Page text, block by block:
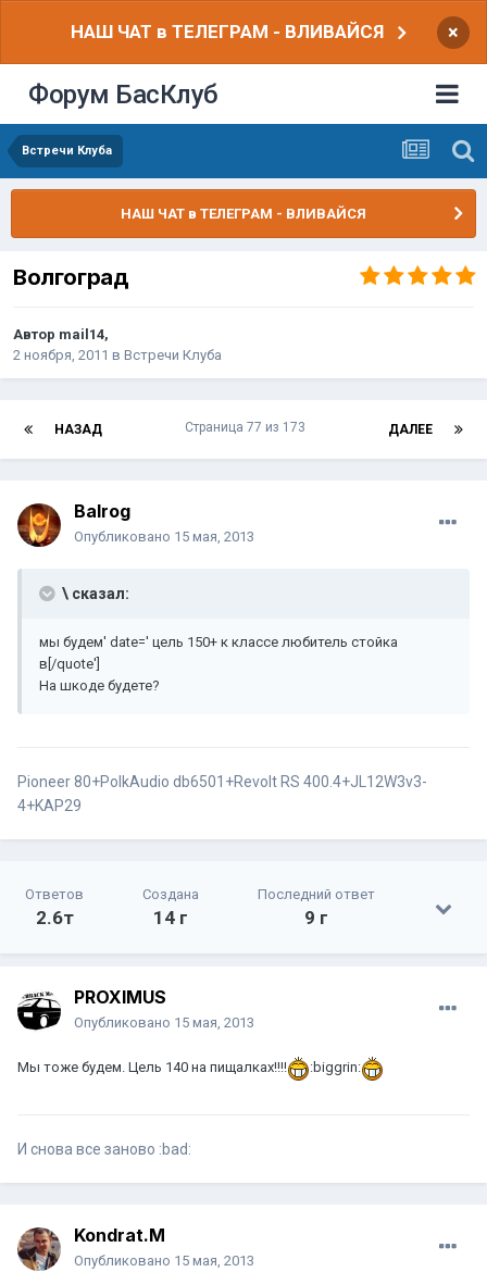
НАШ ЧАТ в ТЕЛЕГРАМ - ВЛИВАЙСЯ ×
Форум БасКлуб
Встречи Клуба
НАШ ЧАТ в ТЕЛЕГРАМ - ВЛИВАЙСЯ
Волгоград
Автор mail14,
2 ноября, 2011 в Встречи Клуба
НАЗАД ДАЛЕЕ
Страница 77 из 173
Balrog
Опубликовано 15 мая, 2013
\ сказал:
мы будем' date=' цель 150+ к классе любитель стойка
в[/quote']
На шкоде будете?
Pioneer 80+PolkAudio db6501+Revolt RS 400.4+JL12W3v3-
4+KAP29
Ответов
2.6т
Создана
14 г
Последний ответ
9 г
PROXIMUS
Опубликовано 15 мая, 2013
Мы тоже будем. Цель 140 на пищалках!!!! :biggrin:
И снова все заново :bad:
Kondrat.M
Опубликовано 15 мая, 2013